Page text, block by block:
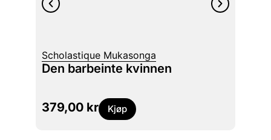
Scholastique Mukasonga
Den barbeinte kvinnen
379,00 kr Kjøp